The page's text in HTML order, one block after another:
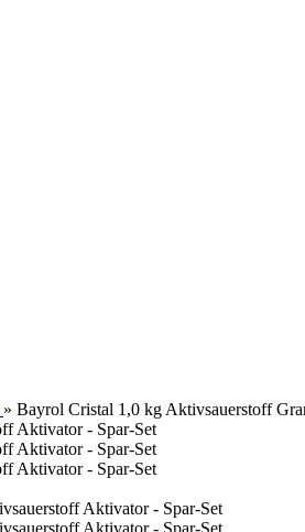
» Bayrol Cristal 1,0 kg Aktivsauerstoff